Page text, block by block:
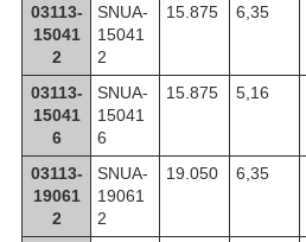
03113-
15041
2
SNUA-
15041
2
15.875 6,35
03113-
15041
6
SNUA-
15041
6
15.875 5,16
03113-
19061
2
SNUA-
19061
2
19.050 6,35